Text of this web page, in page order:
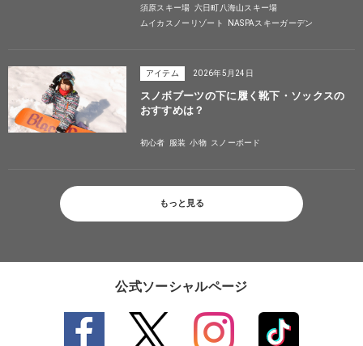
須原スキー場 六日町八海山スキー場
ムイカスノーリゾート
NASPAスキーガーデン
アイテム 2026年5月24日
スノボブーツの下に履く靴下・ソックスの
おすすめは？
初心者 服装 小物 スノーボード
もっと見る
公式ソーシャルページ